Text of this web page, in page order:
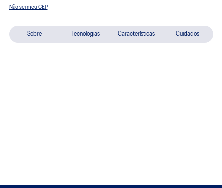
Sobre Tecnologias Características Cuidados
Não sei meu CEP